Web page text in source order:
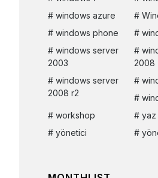
windows azure
windows phone
windows server
2003
2008
windows server
2008 r2
workshop
yaz
yönetici